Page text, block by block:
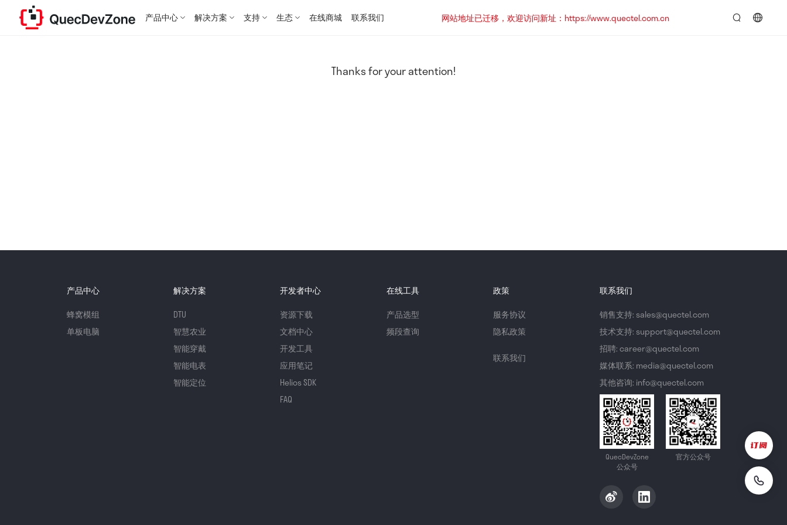
产品中心 解决方案 支持 生态 在线商城 联系我们
网站地址已迁移，欢迎访问新址：https://www.quectel.com.cn
Thanks for your attention!
产品中心
蜂窝模组
单板电脑
解决方案
DTU
智慧农业
智能穿戴
智能电表
智能定位
开发者中心
资源下载
文档中心
开发工具
应用笔记
Helios SDK
FAQ
在线工具
产品选型
频段查询
政策
服务协议
隐私政策
联系我们
联系我们
销售支持: sales@quectel.com
技术支持: support@quectel.com
招聘: career@quectel.com
媒体联系: media@quectel.com
其他咨询: info@quectel.com
QuecDevZone
公众号
官方公众号